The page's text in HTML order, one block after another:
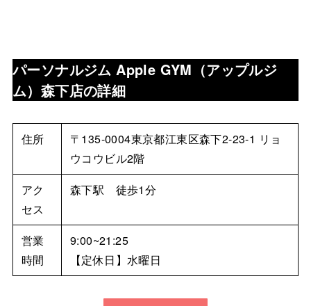
パーソナルジム Apple GYM（アップルジ
ム）森下店の詳細
住所
〒135-0004東京都江東区森下2-23-1 リョ
ウコウビル2階
アク
セス
森下駅 徒歩1分
営業
時間
9:00~21:25
【定休日】水曜日